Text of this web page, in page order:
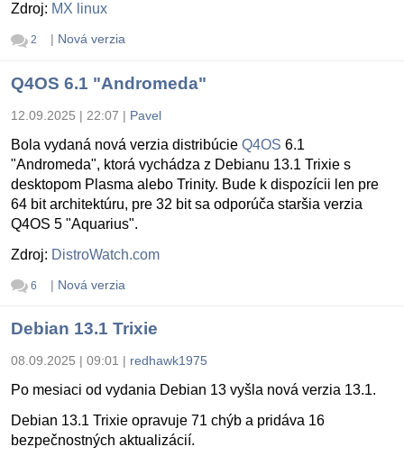
Zdroj: MX linux
2 | Nová verzia
Q4OS 6.1 "Andromeda"
12.09.2025 | 22:07 | Pavel
Bola vydaná nová verzia distribúcie Q4OS 6.1
"Andromeda", ktorá vychádza z Debianu 13.1 Trixie s
desktopom Plasma alebo Trinity. Bude k dispozícii len pre
64 bit architektúru, pre 32 bit sa odporúča staršia verzia
Q4OS 5 "Aquarius".
Zdroj: DistroWatch.com
6 | Nová verzia
Debian 13.1 Trixie
08.09.2025 | 09:01 | redhawk1975
Po mesiaci od vydania Debian 13 vyšla nová verzia 13.1.
Debian 13.1 Trixie opravuje 71 chýb a pridáva 16
bezpečnostných aktualizácií.